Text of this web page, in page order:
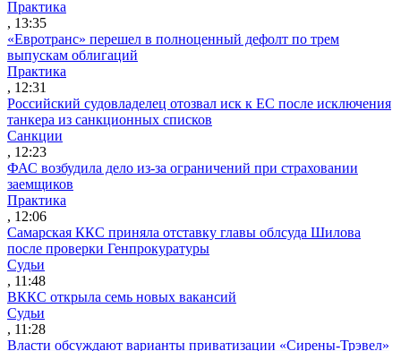
Практика
, 13:35
«Евротранс» перешел в полноценный дефолт по трем
выпускам облигаций
Практика
, 12:31
Российский судовладелец отозвал иск к ЕС после исключения
танкера из санкционных списков
Санкции
, 12:23
ФАС возбудила дело из-за ограничений при страховании
заемщиков
Практика
, 12:06
Самарская ККС приняла отставку главы облсуда Шилова
после проверки Генпрокуратуры
Судьи
, 11:48
ВККС открыла семь новых вакансий
Судьи
, 11:28
Власти обсуждают варианты приватизации «Сирены-Трэвел»